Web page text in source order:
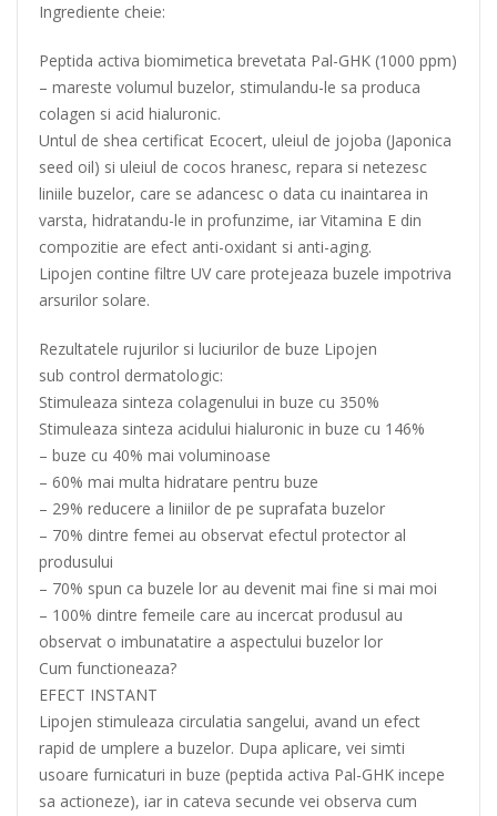
Ingrediente cheie:
Peptida activa biomimetica brevetata Pal-GHK (1000 ppm)
– mareste volumul buzelor, stimulandu-le sa produca
colagen si acid hialuronic.
Untul de shea certificat Ecocert, uleiul de jojoba (Japonica
seed oil) si uleiul de cocos hranesc, repara si netezesc
liniile buzelor, care se adancesc o data cu inaintarea in
varsta, hidratandu-le in profunzime, iar Vitamina E din
compozitie are efect anti-oxidant si anti-aging.
Lipojen contine filtre UV care protejeaza buzele impotriva
arsurilor solare.
Rezultatele rujurilor si luciurilor de buze Lipojen
sub control dermatologic:
Stimuleaza sinteza colagenului in buze cu 350%
Stimuleaza sinteza acidului hialuronic in buze cu 146%
– buze cu 40% mai voluminoase
– 60% mai multa hidratare pentru buze
– 29% reducere a liniilor de pe suprafata buzelor
– 70% dintre femei au observat efectul protector al
produsului
– 70% spun ca buzele lor au devenit mai fine si mai moi
– 100% dintre femeile care au incercat produsul au
observat o imbunatatire a aspectului buzelor lor
Cum functioneaza?
EFECT INSTANT
Lipojen stimuleaza circulatia sangelui, avand un efect
rapid de umplere a buzelor. Dupa aplicare, vei simti
usoare furnicaturi in buze (peptida activa Pal-GHK incepe
sa actioneze), iar in cateva secunde vei observa cum